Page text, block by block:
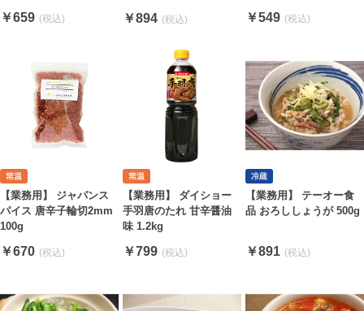
￥659 ￥894 ￥549
【業務用】 ジャパンス
パイス 唐辛子輪切2mm
100g
￥670
【業務用】 ダイショー
手羽唐のたれ 甘辛醤油
味 1.2kg
￥799
【業務用】 テーオー食
品 おろししょうが 500g
￥891